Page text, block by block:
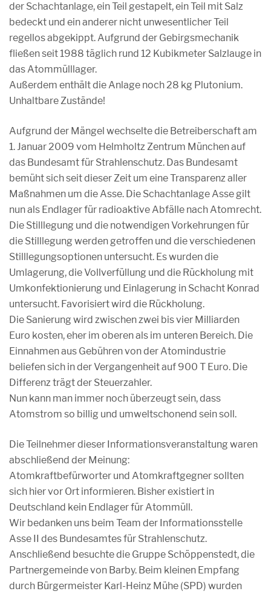
der Schachtanlage, ein Teil gestapelt, ein Teil mit Salz
bedeckt und ein anderer nicht unwesentlicher Teil
regellos abgekippt. Aufgrund der Gebirgsmechanik
fließen seit 1988 täglich rund 12 Kubikmeter Salzlauge in
das Atommülllager.
Außerdem enthält die Anlage noch 28 kg Plutonium.
Unhaltbare Zustände!
Aufgrund der Mängel wechselte die Betreiberschaft am
1. Januar 2009 vom Helmholtz Zentrum München auf
das Bundesamt für Strahlenschutz. Das Bundesamt
bemüht sich seit dieser Zeit um eine Transparenz aller
Maßnahmen um die Asse. Die Schachtanlage Asse gilt
nun als Endlager für radioaktive Abfälle nach Atomrecht.
Die Stilllegung und die notwendigen Vorkehrungen für
die Stilllegung werden getroffen und die verschiedenen
Stilllegungsoptionen untersucht. Es wurden die
Umlagerung, die Vollverfüllung und die Rückholung mit
Umkonfektionierung und Einlagerung in Schacht Konrad
untersucht. Favorisiert wird die Rückholung.
Die Sanierung wird zwischen zwei bis vier Milliarden
Euro kosten, eher im oberen als im unteren Bereich. Die
Einnahmen aus Gebühren von der Atomindustrie
beliefen sich in der Vergangenheit auf 900 T Euro. Die
Differenz trägt der Steuerzahler.
Nun kann man immer noch überzeugt sein, dass
Atomstrom so billig und umweltschonend sein soll.
Die Teilnehmer dieser Informationsveranstaltung waren
abschließend der Meinung:
Atomkraftbefürworter und Atomkraftgegner sollten
sich hier vor Ort informieren. Bisher existiert in
Deutschland kein Endlager für Atommüll.
Wir bedanken uns beim Team der Informationsstelle
Asse II des Bundesamtes für Strahlenschutz.
Anschließend besuchte die Gruppe Schöppenstedt, die
Partnergemeinde von Barby. Beim kleinen Empfang
durch Bürgermeister Karl-Heinz Mühe (SPD) wurden